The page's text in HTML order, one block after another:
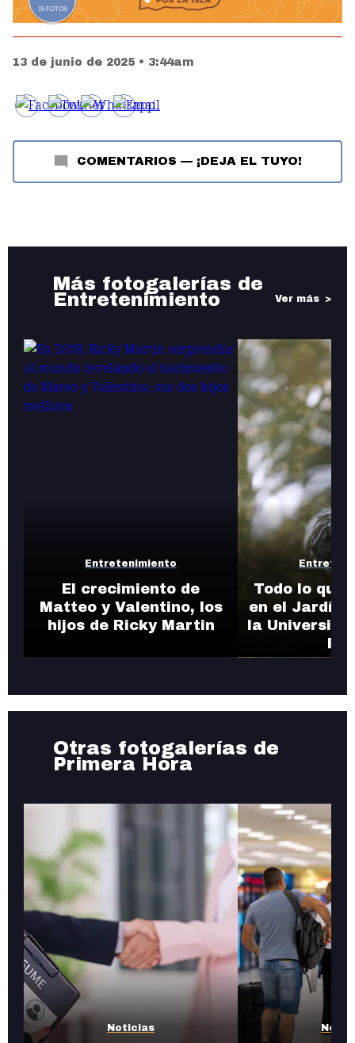
15FOTOS
13 de junio de 2025 • 3:44am
COMENTARIOS — ¡DEJA EL TUYO!
Más fotogalerías de
Entretenimiento Ver más
Entretenimiento
El crecimiento de
Matteo y Valentino, los
hijos de Ricky Martin
Todo lo que
en el Jardín
la
Otras fotogalerías de
Primera Hora
Noticias